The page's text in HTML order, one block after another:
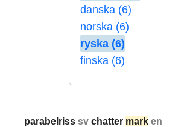
danska (6)
norska (6)
ryska (6)
finska (6)
parabelrisssvchatter mark en